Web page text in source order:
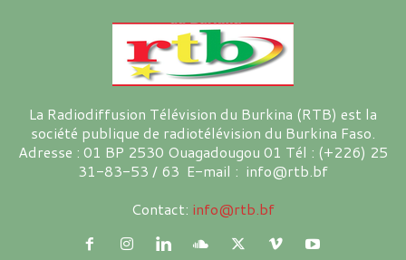
La Radiodiffusion Télévision du Burkina (RTB) est la
société publique de radiotélévision du Burkina Faso.
Adresse : 01 BP 2530 Ouagadougou 01 Tél : (+226) 25
31-83-53 / 63 E-mail : info@rtb.bf
Contact: info@rtb.bf